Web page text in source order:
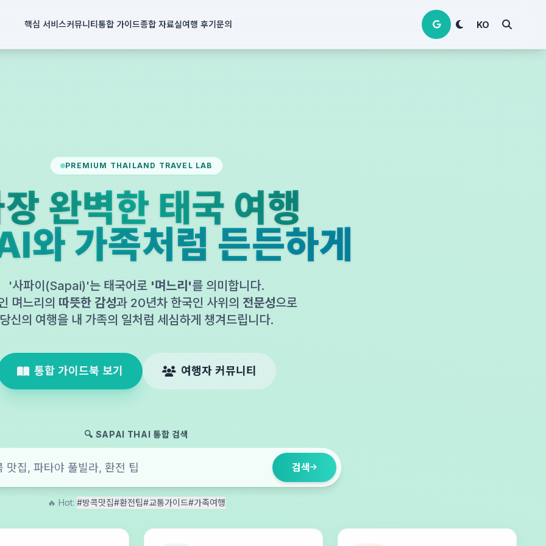
핵심 서비스커뮤니티통합 가이드종합 자료실여행 후기문의 KO
PREMIUM THAILAND TRAVEL LAB
완벽한 태국 여행
와 가족처럼 든든하게
'사파이(Sapai)'는 태국어로 '며느리'를 의미합니다.
며느리의 따뜻한 감성과 20년차 한국인 사위의 전문성으로
당신의 여행을 내 가족의 일처럼 세심하게 챙겨드립니다.
통합 가이드북 보기 여행자 커뮤니티
🔍 SAPAI THAI 통합 검색
검색
🔥 Hot: #방콕맛집#환전팁#교통가이드#가족여행